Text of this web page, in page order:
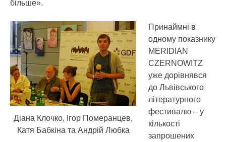
більше».
Діана Клочко, Ігор Померанцев,
Катя Бабкіна та Андрій Любка
Принаймні в
одному показнику
MERIDIAN
CZERNOWITZ
уже дорівнявся
до Львівського
літературного
фестивалю – у
кількості
запрошених